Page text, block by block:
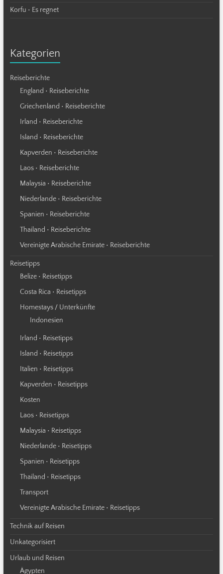
Korfu • Es regnet
Kategorien
Reiseberichte
England • Reiseberichte
Griechenland • Reiseberichte
Irland • Reiseberichte
Island • Reiseberichte
Kapverden • Reiseberichte
Laos • Reiseberichte
Malaysia • Reiseberichte
Niederlande • Reiseberichte
Spanien • Reiseberichte
Thailand • Reiseberichte
Vereinigte Arabische Emirate • Reiseberichte
Reisetipps
Belize • Reisetipps
Costa Rica • Reisetipps
Homestays / Unterkünfte
Indonesien
Irland • Reisetipps
Island • Reisetipps
Italien • Reisetipps
Kapverden • Reisetipps
Kosten
Laos • Reisetipps
Malaysia • Reisetipps
Niederlande • Reisetipps
Spanien • Reisetipps
Thailand • Reisetipps
Transport
Vereinigte Arabische Emirate • Reisetipps
Technik auf Reisen
Unkategorisiert
Urlaub und Reisen
Ägypten